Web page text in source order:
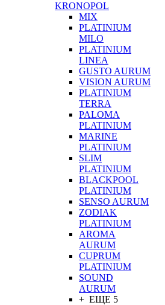
KRONOPOL
MIX
PLATINIUM
MILO
PLATINIUM
LINEA
GUSTO AURUM
VISION AURUM
PLATINIUM
TERRA
PALOMA
PLATINIUM
MARINE
PLATINIUM
SLIM
PLATINIUM
BLACKPOOL
PLATINIUM
SENSO AURUM
ZODIAK
PLATINIUM
AROMA
AURUM
CUPRUM
PLATINIUM
SOUND
AURUM
+ ЕЩЕ 5